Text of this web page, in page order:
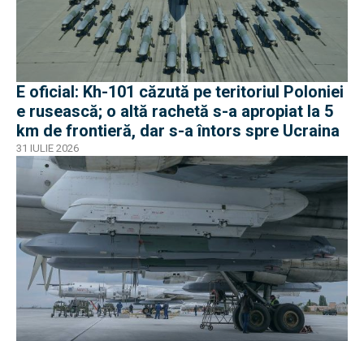
E oficial: Kh-101 căzută pe teritoriul Poloniei
e rusească; o altă rachetă s-a apropiat la 5
km de frontieră, dar s-a întors spre Ucraina
31 IULIE 2026